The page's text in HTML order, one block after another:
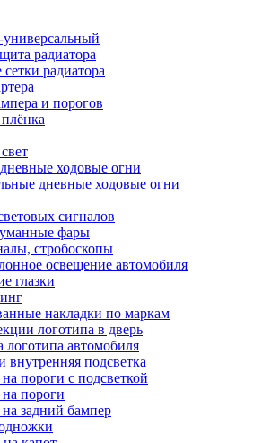
радиатора
радиатора
и порогов
ходовые огни
дневные ходовые огни
сигналов
фары
стробоскопы
освещение автомобиля
глазки
накладки по маркам
логотипа в дверь
логотипа автомобиля
внутренняя подсветка
пороги с подсветкой
пороги
задний бампер